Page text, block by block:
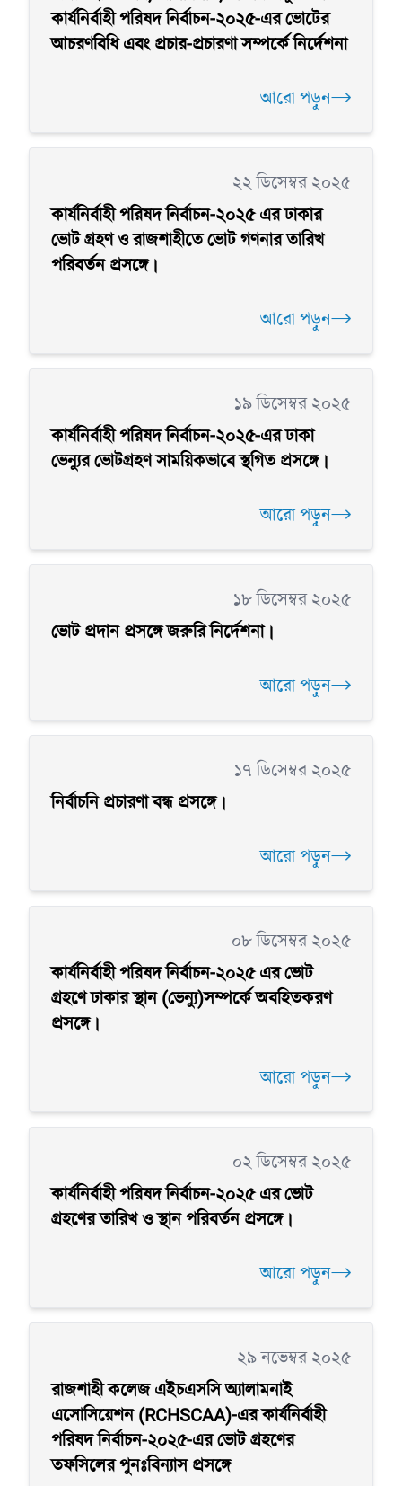
কার্যনির্বাহী পরিষদ নির্বাচন-২০২৫-এর ভোটের
আচরণবিধি এবং প্রচার-প্রচারণা সম্পর্কে নির্দেশনা
আরো পড়ুন
২২ ডিসেম্বর ২০২৫
কার্যনির্বাহী পরিষদ নির্বাচন-২০২৫ এর ঢাকার
ভোট গ্রহণ ও রাজশাহীতে ভোট গণনার তারিখ
পরিবর্তন প্রসঙ্গে।
আরো পড়ুন
১৯ ডিসেম্বর ২০২৫
কার্যনির্বাহী পরিষদ নির্বাচন-২০২৫-এর ঢাকা
ভেন্যুর ভোটগ্রহণ সাময়িকভাবে স্থগিত প্রসঙ্গে।
আরো পড়ুন
১৮ ডিসেম্বর ২০২৫
ভোট প্রদান প্রসঙ্গে জরুরি নির্দেশনা।
আরো পড়ুন
১৭ ডিসেম্বর ২০২৫
নির্বাচনি প্রচারণা বন্ধ প্রসঙ্গে।
আরো পড়ুন
০৮ ডিসেম্বর ২০২৫
কার্যনির্বাহী পরিষদ নির্বাচন-২০২৫ এর ভোট
গ্রহণে ঢাকার স্থান (ভেন্যু)সম্পর্কে অবহিতকরণ
প্রসঙ্গে।
আরো পড়ুন
০২ ডিসেম্বর ২০২৫
কার্যনির্বাহী পরিষদ নির্বাচন-২০২৫ এর ভোট
গ্রহণের তারিখ ও স্থান পরিবর্তন প্রসঙ্গে।
আরো পড়ুন
২৯ নভেম্বর ২০২৫
রাজশাহী কলেজ এইচএসসি অ্যালামনাই
এসোসিয়েশন (RCHSCAA)-এর কার্যনির্বাহী
পরিষদ নির্বাচন-২০২৫-এর ভোট গ্রহণের
তফসিলের পুনঃবিন্যাস প্রসঙ্গে